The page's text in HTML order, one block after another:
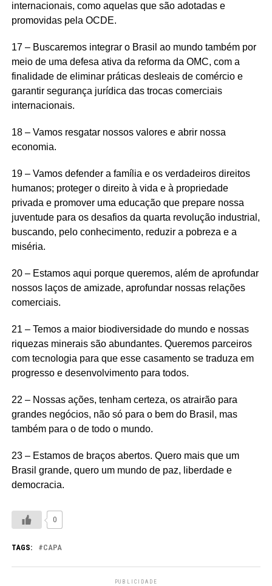
internacionais, como aquelas que são adotadas e
promovidas pela OCDE.
17 – Buscaremos integrar o Brasil ao mundo também por
meio de uma defesa ativa da reforma da OMC, com a
finalidade de eliminar práticas desleais de comércio e
garantir segurança jurídica das trocas comerciais
internacionais.
18 – Vamos resgatar nossos valores e abrir nossa
economia.
19 – Vamos defender a família e os verdadeiros direitos
humanos; proteger o direito à vida e à propriedade
privada e promover uma educação que prepare nossa
juventude para os desafios da quarta revolução industrial,
buscando, pelo conhecimento, reduzir a pobreza e a
miséria.
20 – Estamos aqui porque queremos, além de aprofundar
nossos laços de amizade, aprofundar nossas relações
comerciais.
21 – Temos a maior biodiversidade do mundo e nossas
riquezas minerais são abundantes. Queremos parceiros
com tecnologia para que esse casamento se traduza em
progresso e desenvolvimento para todos.
22 – Nossas ações, tenham certeza, os atrairão para
grandes negócios, não só para o bem do Brasil, mas
também para o de todo o mundo.
23 – Estamos de braços abertos. Quero mais que um
Brasil grande, quero um mundo de paz, liberdade e
democracia.
0
TAGS: CAPA
PUBLICIDADE